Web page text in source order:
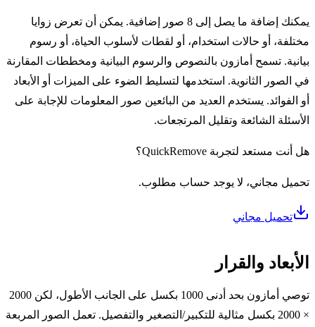
يمكنك إضافة ما يصل إلى 8 صور إضافية. يمكن أن تعرض زوايا
مختلفة، أو حالات استخدام، أو لقطات لأسلوب الحياة، أو رسوم
بيانية. تسمح أمازون بالنصوص والرسوم البيانية ومخططات المقارنة
في الصور الثانوية. استخدمها لتسليط الضوء على الميزات أو الأبعاد
أو الفوائد. يستخدم العديد من البائعين صور المعلومات للإجابة على
الأسئلة الشائعة وتقليل المرتجعات.
هل أنت مستعد لتجربة QuickRemove؟
تحميل مجاني، لا يوجد حساب مطلوب.
تحميل مجاني
الأبعاد والقرار
توصي أمازون بحد أدنى 1000 بكسل على الجانب الأطول، لكن 2000
× 2000 بكسل مثالية للتكبير/التصغير والتفصيل. تعمل الصور المربعة